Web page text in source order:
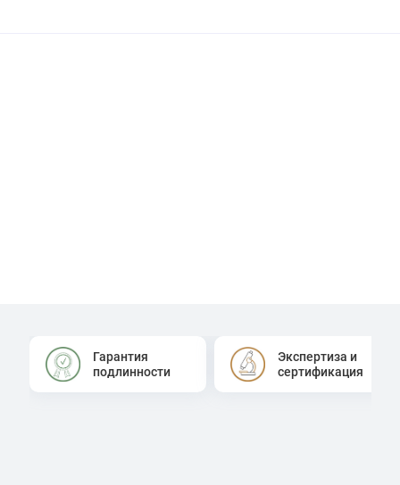
Гарантия
подлинности
Экспертиза и
сертификация